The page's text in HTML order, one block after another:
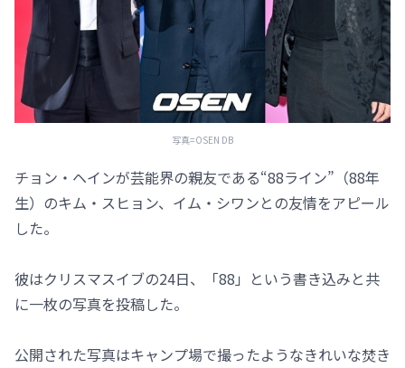
写真=OSEN DB
チョン・ヘインが芸能界の親友である“88ライン”（88年
生）のキム・スヒョン、イム・シワンとの友情をアピール
した。
彼はクリスマスイブの24日、「88」という書き込みと共
に一枚の写真を投稿した。
公開された写真はキャンプ場で撮ったようなきれいな焚き